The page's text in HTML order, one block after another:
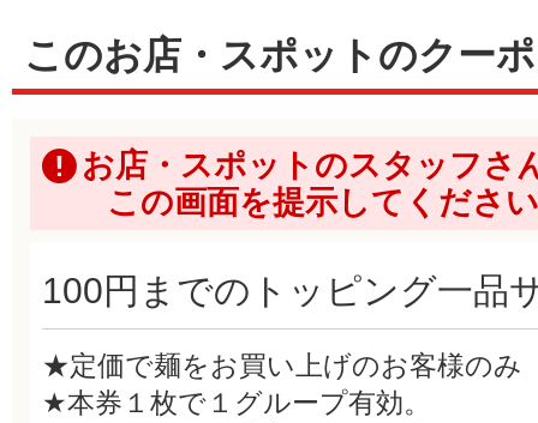
このお店・スポットのクー
お店・スポットのスタッフさ
この画面を提示してください
100円までのトッピング一品
★定価で麺をお買い上げのお客様のみ
★本券１枚で１グループ有効。